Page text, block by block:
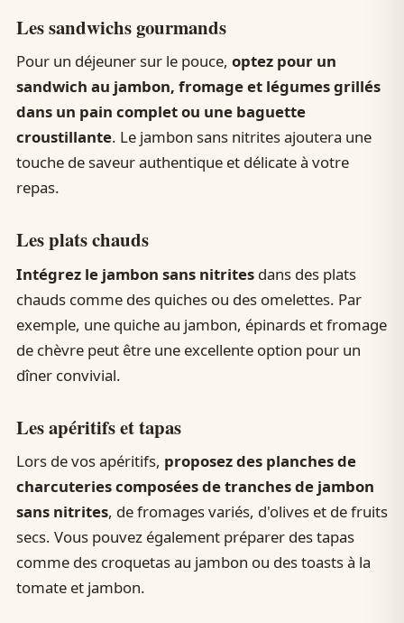
Les sandwichs gourmands
Pour un déjeuner sur le pouce, optez pour un
sandwich au jambon, fromage et légumes grillés
dans un pain complet ou une baguette
croustillante. Le jambon sans nitrites ajoutera une
touche de saveur authentique et délicate à votre
repas.
Les plats chauds
Intégrez le jambon sans nitritesdans des plats
chauds comme des quiches ou des omelettes. Par
exemple, une quiche au jambon, épinards et fromage
de chèvre peut être une excellente option pour un
dîner convivial.
Les apéritifs et tapas
Lors de vos apéritifs, proposez des planches de
charcuteries composées de tranches de jambon
sans nitrites, de fromages variés, d'olives et de fruits
secs. Vous pouvez également préparer des tapas
comme des croquetas au jambon ou des toasts à la
tomate et jambon.